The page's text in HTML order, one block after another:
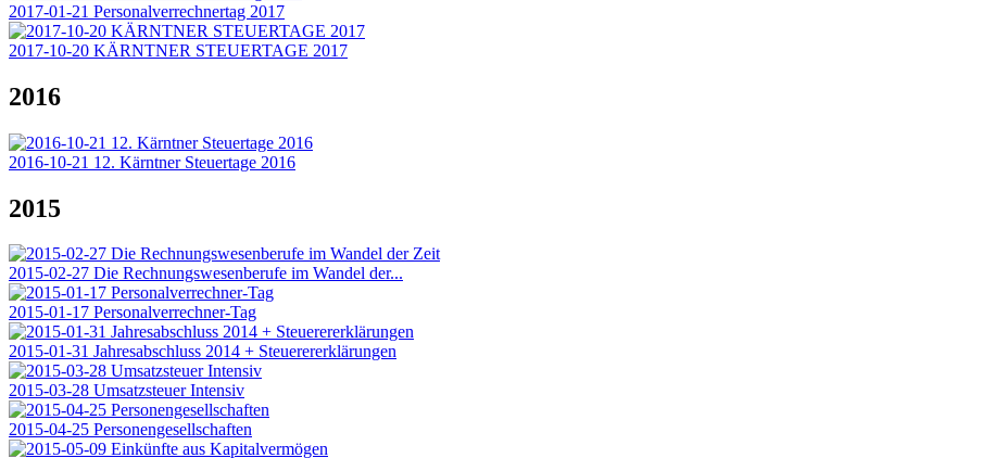
2017-01-21 Personalverrechnertag 2017
2017-10-20 KÄRNTNER STEUERTAGE 2017
2016
2016-10-21 12. Kärntner Steuertage 2016
2015
2015-02-27 Die Rechnungswesenberufe im Wandel der...
2015-01-17 Personalverrechner-Tag
2015-01-31 Jahresabschluss 2014 + Steuerererklärungen
2015-03-28 Umsatzsteuer Intensiv
2015-04-25 Personengesellschaften